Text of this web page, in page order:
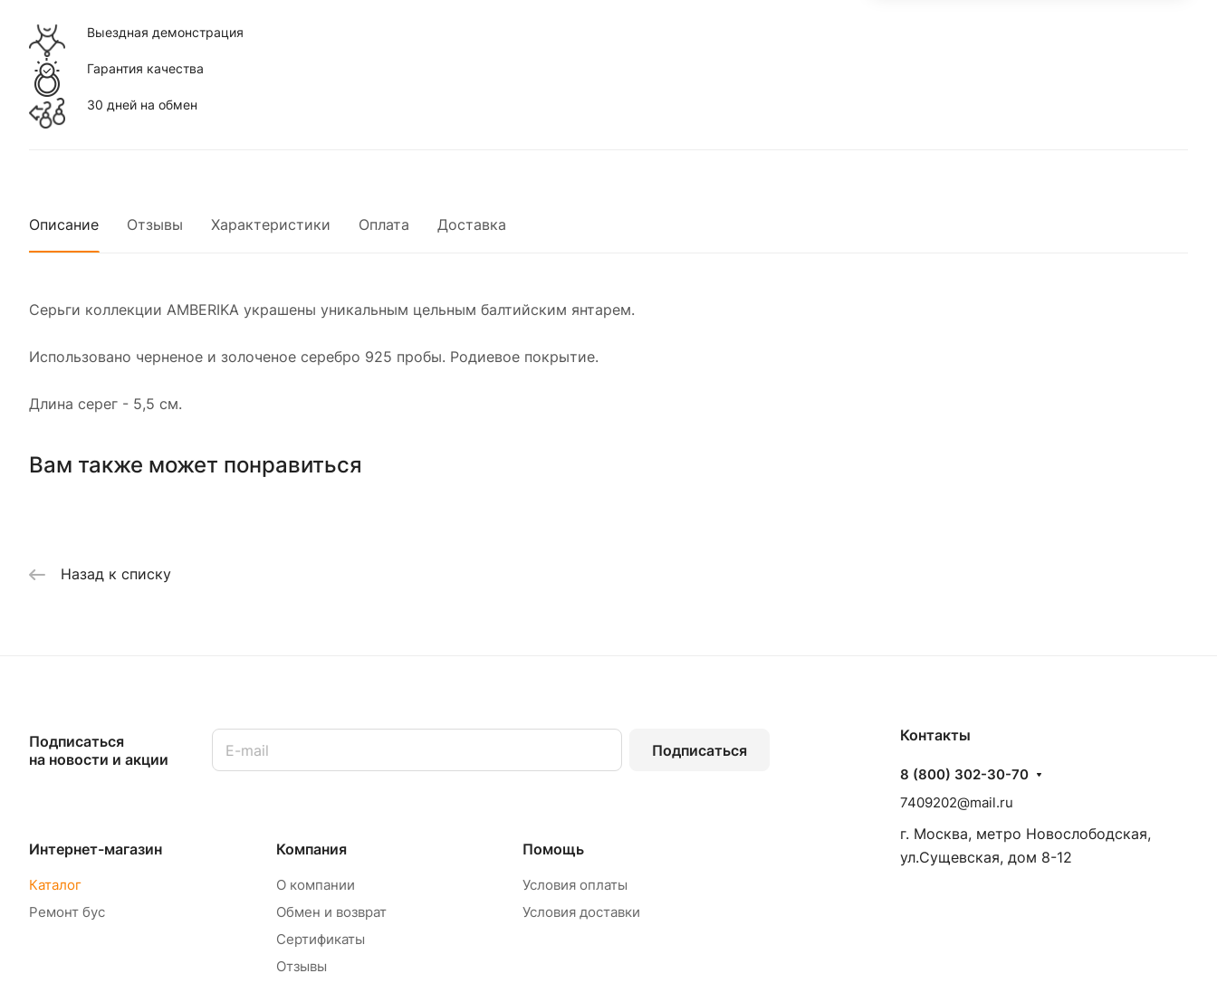
Выездная демонстрация
Гарантия качества
30 дней на обмен
Описание Отзывы Характеристики Оплата Доставка
Серьги коллекции AMBERIKA украшены уникальным цельным балтийским янтарем.
Использовано черненое и золоченое серебро 925 пробы. Родиевое покрытие.
Длина серег - 5,5 см.
Вам также может понравиться
Назад к списку
Подписаться
на новости и акции
Подписаться
Интернет-магазин
Каталог
Ремонт бус
Компания
О компании
Обмен и возврат
Сертификаты
Отзывы
Помощь
Условия оплаты
Условия доставки
Контакты
8 (800) 302-30-70
7409202@mail.ru
г. Москва, метро Новослободская,
ул.Сущевская, дом 8-12